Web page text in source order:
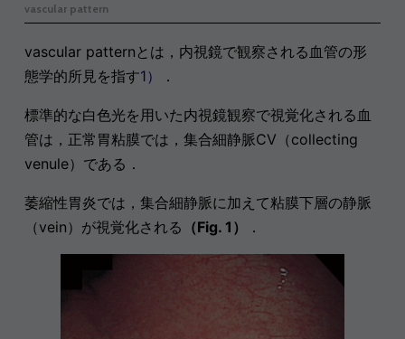
vascular pattern
vascular patternとは，内視鏡で観察される血管の形
態学的所見を指す1） ．
標準的な白色光を用いた内視鏡観察で視覚化される血
管は，正常胃粘膜では，集合細静脈CV（collecting
venule）である．
萎縮性胃炎では，集合細静脈に加えて粘膜下層の静脈
（vein）が視覚化される （Fig. 1） ．